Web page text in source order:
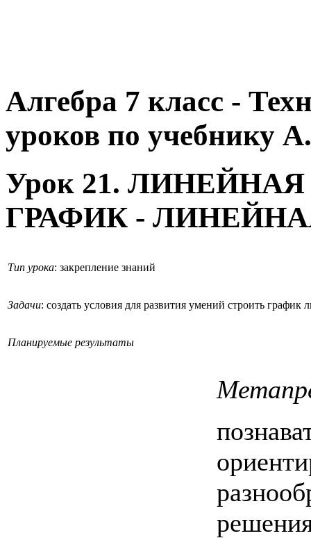
Алгебра 7 класс -
уроков по учебнику
Урок 21.
ГРАФИК -
Тип урока: закрепление знаний
Задачи: создать условия для развития умений строить
Планируемые результаты